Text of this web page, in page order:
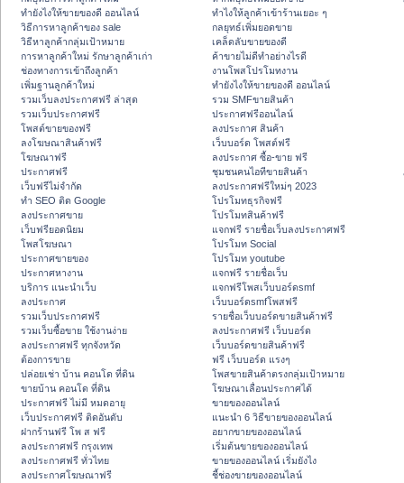
ทํายังไงให้ขายของดี ออนไลน์
วิธีการหาลูกค้าของ sale
วิธีหาลูกค้ากลุ่มเป้าหมาย
การหาลูกค้าใหม่ รักษาลูกค้าเก่า
ช่องทางการเข้าถึงลูกค้า
เพิ่มฐานลูกค้าใหม่
รวมเว็บลงประกาศฟรี ล่าสุด
รวมเว็บประกาศฟรี
โพสต์ขายของฟรี
ลงโฆษณาสินค้าฟรี
โฆษณาฟรี
ประกาศฟรี
เว็บฟรีไม่จำกัด
ทำ SEO ติด Google
ลงประกาศขาย
เว็บฟรียอดนิยม
โพสโฆษณา
ประกาศขายของ
ประกาศหางาน
บริการ แนะนำเว็บ
ลงประกาศ
รวมเว็บประกาศฟรี
รวมเว็บซื้อขาย ใช้งานง่าย
ลงประกาศฟรี ทุกจังหวัด
ต้องการขาย
ปล่อยเช่า บ้าน คอนโด ที่ดิน
ขายบ้าน คอนโด ที่ดิน
ประกาศฟรี ไม่มี หมดอายุ
เว็บประกาศฟรี ติดอันดับ
ฝากร้านฟรี โพ ส ฟรี
ลงประกาศฟรี กรุงเทพ
ลงประกาศฟรี ทั่วไทย
ลงประกาศโฆษณาฟรี
ทําไงให้ลูกค้าเข้าร้านเยอะ ๆ
กลยุทธ์เพิ่มยอดขาย
เคล็ดลับขายของดี
ค้าขายไม่ดีทำอย่างไรดี
งานโพสโปรโมทงาน
ทํายังไงให้ขายของดี ออนไลน์
รวม SMFขายสินค้า
ประกาศฟรีออนไลน์
ลงประกาศ สินค้า
เว็บบอร์ด โพสต์ฟรี
ลงประกาศ ซื้อ-ขาย ฟรี
ชุมชนคนไอทีขายสินค้า
ลงประกาศฟรีใหม่ๆ 2023
โปรโมทธุรกิจฟรี
โปรโมทสินค้าฟรี
แจกฟรี รายชื่อเว็บลงประกาศฟรี
โปรโมท Social
โปรโมท youtube
แจกฟรี รายชื่อเว็บ
แจกฟรีโพสเว็บบอร์ดsmf
เว็บบอร์ดsmfโพสฟรี
รายชื่อเว็บบอร์ดขายสินค้าฟรี
ลงประกาศฟรี เว็บบอร์ด
เว็บบอร์ดขายสินค้าฟรี
ฟรี เว็บบอร์ด แรงๆ
โพสขายสินค้าตรงกลุ่มเป้าหมาย
โฆษณาเลื่อนประกาศได้
ขายของออนไลน์
แนะนำ 6 วิธีขายของออนไลน์
อยากขายของออนไลน์
เริ่มต้นขายของออนไลน์
ขายของออนไลน์ เริ่มยังไง
ชี้ช่องขายของออนไลน์